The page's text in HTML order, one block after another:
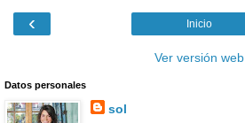
‹ Inicio
Ver versión web
Datos personales
sol